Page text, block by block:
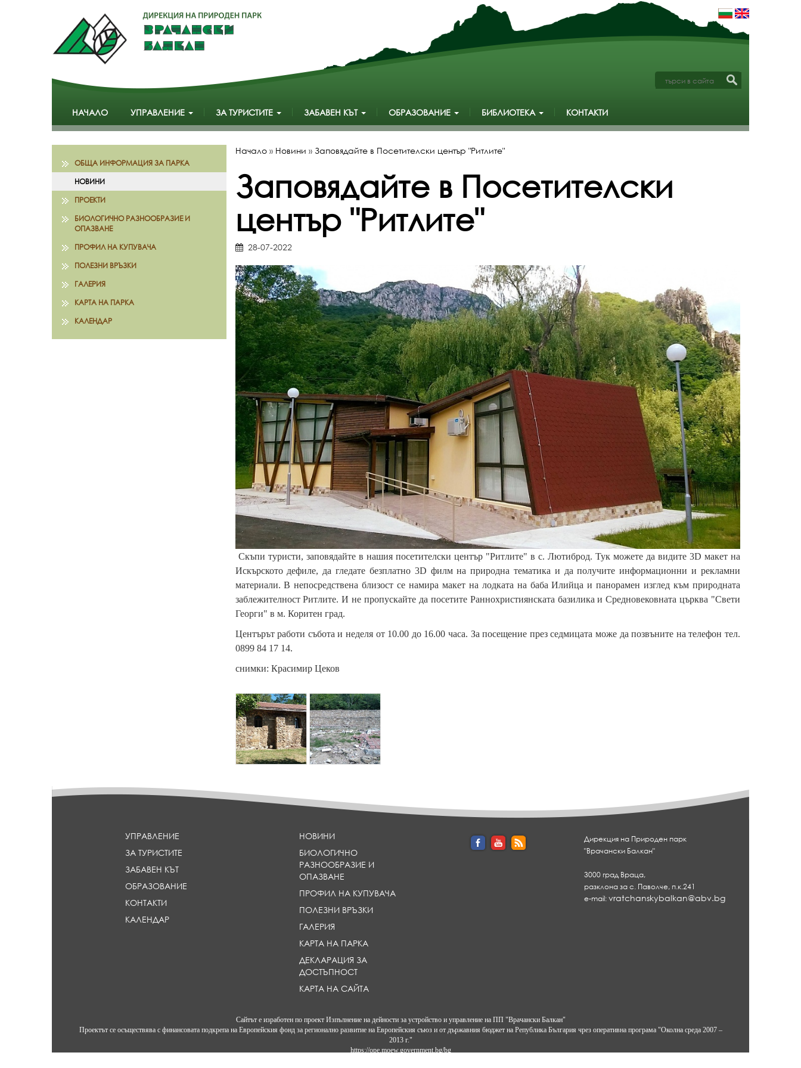
НАЧАЛО УПРАВЛЕНИЕ ЗА ТУРИСТИТЕ ЗАБАВЕН КЪТ ОБРАЗОВАНИЕ БИБЛИОТЕКА КОНТАКТИ
ОБЩА ИНФОРМАЦИЯ ЗА ПАРКА
НОВИНИ
ПРОЕКТИ
БИОЛОГИЧНО РАЗНООБРАЗИЕ И
ОПАЗВАНЕ
ПРОФИЛ НА КУПУВАЧА
ПОЛЕЗНИ ВРЪЗКИ
ГАЛЕРИЯ
КАРТА НА ПАРКА
КАЛЕНДАР
Начало» Новини » Заповядайте в Посетителски център "Ритлите"
Заповядайте в Посетителски
център "Ритлите"
28-07-2022
Скъпи туристи, заповядайте в нашия посетителски център "Ритлите" в с. Лютиброд. Тук можете да видите 3D макет на
Искърското дефиле, да гледате безплатно 3D филм на природна тематика и да получите информационни и рекламни
материали. В непосредствена близост се намира макет на лодката на баба Илийца и панорамен изглед към природната
заблежителност Ритлите. И не пропускайте да посетите Раннохристиянската базилика и Средновековната църква "Свети
Георги" в м. Коритен град.
Центърът работи събота и неделя от 10.00 до 16.00 часа. За посещение през седмицата може да позвъните на телефон тел.
0899 84 17 14.
снимки: Красимир Цеков
{
p
a
r
a
m
e
{
p
a
r
a
m
a
l
i
n
e
}
УПРАВЛЕНИЕ
ЗА ТУРИСТИТЕ
ЗАБАВЕН КЪТ
ОБРАЗОВАНИЕ
КОНТАКТИ
КАЛЕНДАР
НОВИНИ
БИОЛОГИЧНО
РАЗНООБРАЗИЕ И
ОПАЗВАНЕ
ПРОФИЛ НА КУПУВАЧА
ПОЛЕЗНИ ВРЪЗКИ
ГАЛЕРИЯ
КАРТА НА ПАРКА
ДЕКЛАРАЦИЯ ЗА
ДОСТЪПНОСТ
КАРТА НА САЙТА
Дирекция на Природен парк
"Врачански Балкан"
3000 град Враца,
разклона за с. Паволче, п.к.241
e-mail:vratchanskybalkan@abv.bg
Сайтът е изработен по проект Изпълнение на дейности за устройство и управление на ПП "Врачански Балкан"
Проектът се осъществява с финансовата подкрепа на Европейския фонд за регионално развитие на Европейския съюз и от държавния бюджет на Република България чрез оперативна програма "Околна среда 2007 –
2013 г."
https://ope.moew.government.bg/bg